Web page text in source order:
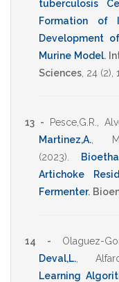
tuberculosis
Formation of
Development
Murine Model.
Sciences 24 (2),
13 - Pesce,G.R. ,
Martinez,A.
(2023)
Artichoke
Fermenter.
14 - Olaguez-
Deval,L.
Learning